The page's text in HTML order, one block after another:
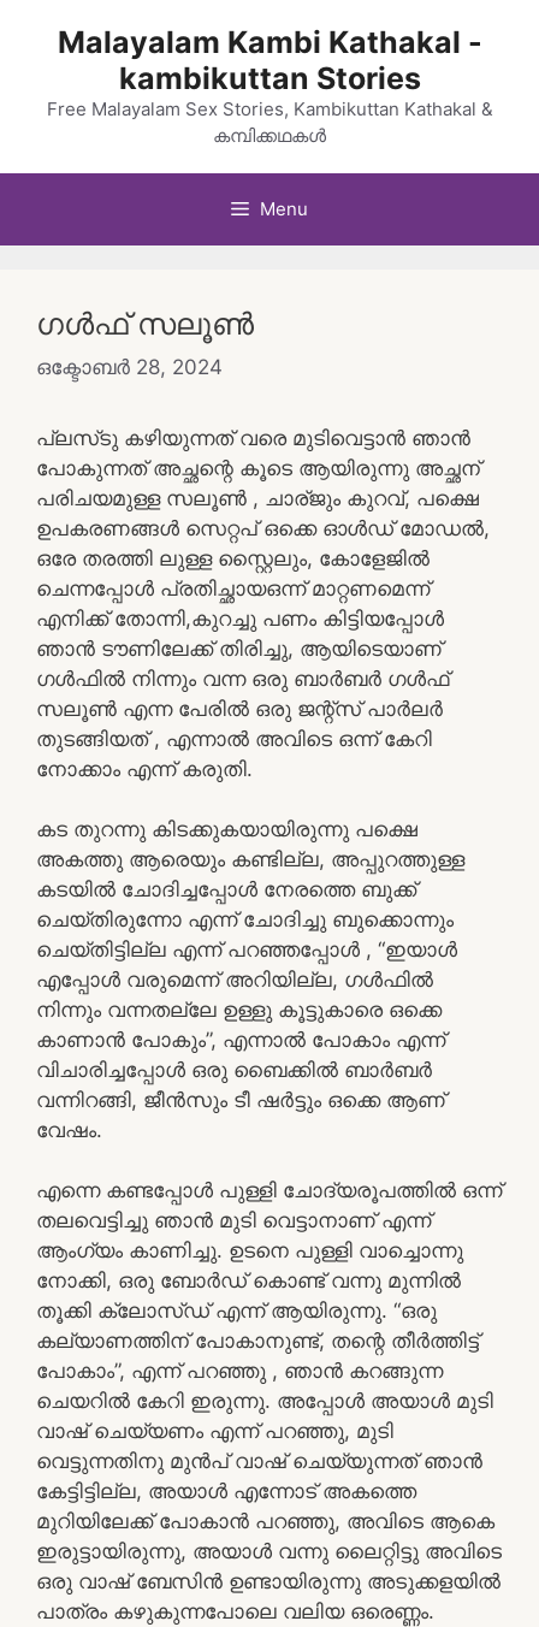
Malayalam Kambi Kathakal -
kambikuttan Stories
Free Malayalam Sex Stories, Kambikuttan Kathakal &
കമ്പിക്കഥകൾ
Menu
ഗൾഫ് സലൂൺ
ഒക്ടോബർ 28, 2024
പ്ലസ്‌ടു കഴിയുന്നത് വരെ മുടിവെട്ടാൻ ഞാൻ
പോകുന്നത് അച്ഛന്റെ കൂടെ ആയിരുന്നു അച്ഛന്
പരിചയമുള്ള സലൂൺ , ചാര്ജും കുറവ്, പക്ഷെ
ഉപകരണങ്ങൾ സെറ്റപ് ഒക്കെ ഓൾഡ് മോഡൽ,
ഒരേ തരത്തി ലുള്ള സ്റ്റൈലും, കോളേജിൽ
ചെന്നപ്പോൾ പ്രതിച്ഛായഒന്ന് മാറ്റണമെന്ന്
എനിക്ക് തോന്നി,കുറച്ചു പണം കിട്ടിയപ്പോൾ
ഞാൻ ടൗണിലേക്ക് തിരിച്ചു, ആയിടെയാണ്
ഗൾഫിൽ നിന്നും വന്ന ഒരു ബാർബർ ഗൾഫ്
സലൂൺ എന്ന പേരിൽ ഒരു ജന്റ്സ് പാർലർ
തുടങ്ങിയത് , എന്നാൽ അവിടെ ഒന്ന് കേറി
നോക്കാം എന്ന് കരുതി.
കട തുറന്നു കിടക്കുകയായിരുന്നു പക്ഷെ
അകത്തു ആരെയും കണ്ടില്ല, അപ്പുറത്തുള്ള
കടയിൽ ചോദിച്ചപ്പോൾ നേരത്തെ ബുക്ക്
ചെയ്തിരുന്നോ എന്ന് ചോദിച്ചു ബുക്കൊന്നും
ചെയ്തിട്ടില്ല എന്ന് പറഞ്ഞപ്പോൾ , “ഇയാൾ
എപ്പോൾ വരുമെന്ന് അറിയില്ല, ഗൾഫിൽ
നിന്നും വന്നതല്ലേ ഉള്ളു കൂട്ടുകാരെ ഒക്കെ
കാണാൻ പോകും”, എന്നാൽ പോകാം എന്ന്
വിചാരിച്ചപ്പോൾ ഒരു ബൈക്കിൽ ബാർബർ
വന്നിറങ്ങി, ജീൻസും ടീ ഷർട്ടും ഒക്കെ ആണ്
വേഷം.
എന്നെ കണ്ടപ്പോൾ പുള്ളി ചോദ്യരൂപത്തിൽ ഒന്ന്
തലവെട്ടിച്ചു ഞാൻ മുടി വെട്ടാനാണ് എന്ന്
ആംഗ്യം കാണിച്ചു. ഉടനെ പുള്ളി വാച്ചൊന്നു
നോക്കി, ഒരു ബോർഡ് കൊണ്ട് വന്നു മുന്നിൽ
തൂക്കി ക്ലോസ്‌ഡ്‌ എന്ന് ആയിരുന്നു. “ഒരു
കല്യാണത്തിന് പോകാനുണ്ട്, തന്റെ തീർത്തിട്ട്
പോകാം”, എന്ന് പറഞ്ഞു , ഞാൻ കറങ്ങുന്ന
ചെയറിൽ കേറി ഇരുന്നു. അപ്പോൾ അയാൾ മുടി
വാഷ് ചെയ്യണം എന്ന് പറഞ്ഞു, മുടി
വെട്ടുന്നതിനു മുൻപ് വാഷ് ചെയ്യുന്നത് ഞാൻ
കേട്ടിട്ടില്ല, അയാൾ എന്നോട് അകത്തെ
മുറിയിലേക്ക് പോകാൻ പറഞ്ഞു, അവിടെ ആകെ
ഇരുട്ടായിരുന്നു, അയാൾ വന്നു ലൈറ്റിട്ടു അവിടെ
ഒരു വാഷ് ബേസിൻ ഉണ്ടായിരുന്നു അടുക്കളയിൽ
പാത്രം കഴുകുന്നപോലെ വലിയ ഒരെണ്ണം.